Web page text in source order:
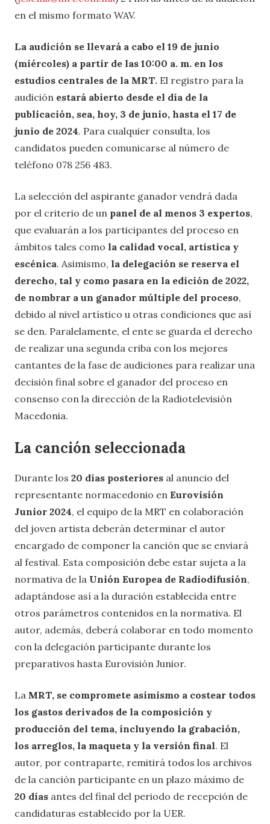
en el mismo formato WAV.
La audición se llevará a cabo el 19 de junio
(miércoles) a partir de las 10:00 a. m. en los
estudios centrales de la MRT. El registro para la
audición estará abierto desde el día de la
publicación, sea, hoy, 3 de junio, hasta el 17 de
junio de 2024. Para cualquier consulta, los
candidatos pueden comunicarse al número de
teléfono 078 256 483.
La selección del aspirante ganador vendrá dada
por el criterio de un panel de al menos 3 expertos,
que evaluarán a los participantes del proceso en
ámbitos tales como la calidad vocal, artística y
escénica. Asimismo, la delegación se reserva el
derecho, tal y como pasara en la edición de 2022,
de nombrar a un ganador múltiple del proceso,
debido al nivel artístico u otras condiciones que así
se den. Paralelamente, el ente se guarda el derecho
de realizar una segunda criba con los mejores
cantantes de la fase de audiciones para realizar una
decisión final sobre el ganador del proceso en
consenso con la dirección de la Radiotelevisión
Macedonia.
La canción seleccionada
Durante los 20 días posteriores al anuncio del
representante normacedonio en Eurovisión
Junior 2024, el equipo de la MRT en colaboración
del joven artista deberán determinar el autor
encargado de componer la canción que se enviará
al festival. Esta composición debe estar sujeta a la
normativa de la Unión Europea de Radiodifusión,
adaptándose así a la duración establecida entre
otros parámetros contenidos en la normativa. El
autor, además, deberá colaborar en todo momento
con la delegación participante durante los
preparativos hasta Eurovisión Junior.
La MRT, se compromete asimismo a costear todos
los gastos derivados de la composición y
producción del tema, incluyendo la grabación,
los arreglos, la maqueta y la versión final. El
autor, por contraparte, remitirá todos los archivos
de la canción participante en un plazo máximo de
20 días antes del final del periodo de recepción de
candidaturas establecido por la UER.